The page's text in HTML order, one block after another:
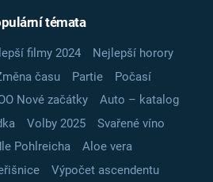
témata
filmy 2024
Nejlepší horory
času Partie
Počasí
Nové začátky
Auto – katalog
Volby 2025
Svařené víno
Pohlreicha
Aloe vera
Výpočet ascendentu